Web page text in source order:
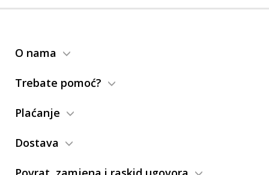
O nama
Trebate pomoć?
Plaćanje
Dostava